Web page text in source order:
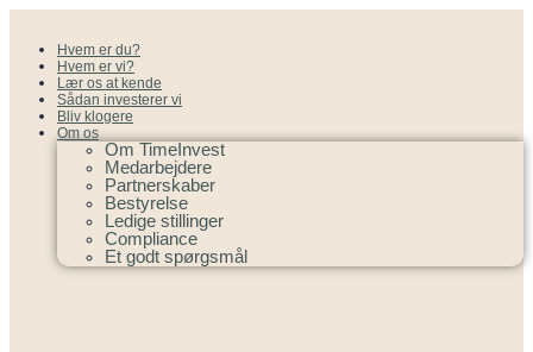
Hvem er du?
Hvem er vi?
Lær os at kende
Sådan investerer vi
Bliv klogere
Om os
Om TimeInvest
Medarbejdere
Partnerskaber
Bestyrelse
Ledige stillinger
Compliance
Et godt spørgsmål